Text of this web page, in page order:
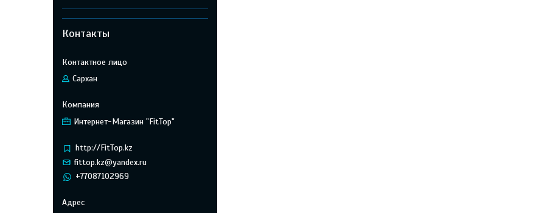
Контакты
Сархан
Интернет-Магазин "FitTop"
http://FitTop.kz
fittop.kz@yandex.ru
+77087102969